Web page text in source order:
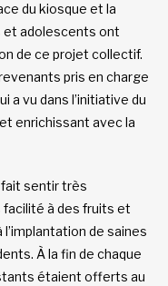
du kiosque et la
et adolescents ont
de ce projet collectif.
pris en charge
a vu dans l’initiative du
enrichissant avec la
sentir très
à des fruits et
de saines
À la fin de chaque
étaient offerts au